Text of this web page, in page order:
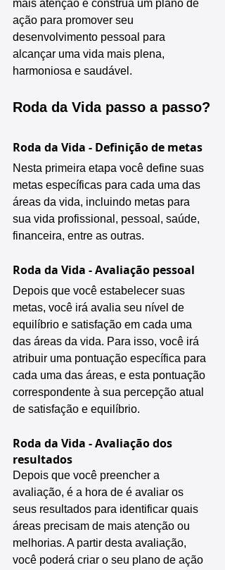
mais atenção e construa um plano de
ação para promover seu
desenvolvimento pessoal para
alcançar uma vida mais plena,
harmoniosa e saudável.
Roda da Vida passo a passo?
Roda da Vida - Definição de metas
Nesta primeira etapa você define suas
metas específicas para cada uma das
áreas da vida, incluindo metas para
sua vida profissional, pessoal, saúde,
financeira, entre as outras.
Roda da Vida - Avaliação pessoal
Depois que você estabelecer suas
metas, você irá avalia seu nível de
equilíbrio e satisfação em cada uma
das áreas da vida. Para isso, você irá
atribuir uma pontuação específica para
cada uma das áreas, e esta pontuação
correspondente à sua percepção atual
de satisfação e equilíbrio.
Roda da Vida - Avaliação dos
resultados
Depois que você preencher a
avaliação, é a hora de é avaliar os
seus resultados para identificar quais
áreas precisam de mais atenção ou
melhorias. A partir desta avaliação,
você poderá criar o seu plano de ação